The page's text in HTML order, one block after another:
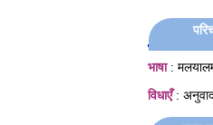
भाषा:
विधाएँ: